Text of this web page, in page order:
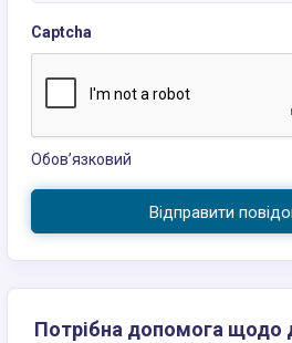
Captcha
Обов’язковий
Відправити
Потрібна допомога щодо